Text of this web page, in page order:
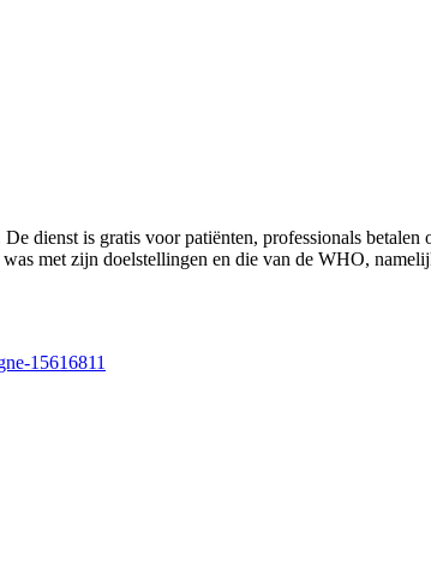
dienst is gratis voor patiënten, professionals
met zijn doelstellingen en die van de WHO,
15616811